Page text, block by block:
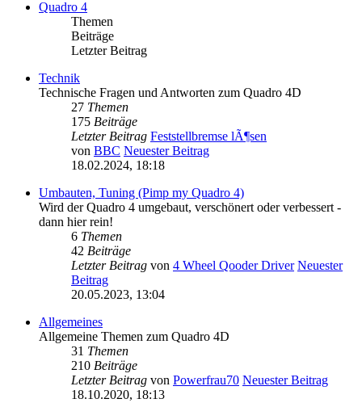
Quadro 4
Themen
Beiträge
Letzter Beitrag
Technik
Technische Fragen und Antworten zum Quadro 4D
27 Themen
175 Beiträge
Letzter Beitrag Feststellbremse lÃ¶sen
von BBC Neuester Beitrag
18.02.2024, 18:18
Umbauten, Tuning (Pimp my Quadro 4)
Wird der Quadro 4 umgebaut, verschönert oder verbessert -
dann hier rein!
6 Themen
42 Beiträge
Letzter Beitrag von 4 Wheel Qooder Driver Neuester
Beitrag
20.05.2023, 13:04
Allgemeines
Allgemeine Themen zum Quadro 4D
31 Themen
210 Beiträge
Letzter Beitrag von Powerfrau70 Neuester Beitrag
18.10.2020, 18:13